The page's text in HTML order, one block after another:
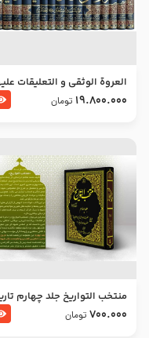
العروة الوثقى و التعليقات
– طرح جدید
19.800.000 تومان
منتخب التواریخ جلد چهارم
امام زین العابدین و امام
700.000 تومان